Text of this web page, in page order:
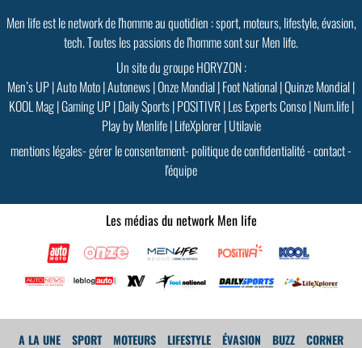
Men life est le network de l'homme au quotidien : sport, moteurs, lifestyle, évasion,
tech. Toutes les passions de l'homme sont sur Men life.
Un site du groupe HORYZON :
Men’s UP|Auto Moto|Autonews|Onze Mondial|Foot National|Quinze Mondial|
KOOL Mag|Gaming UP|Daily Sports|POSITIVR|Les Experts Conso|Num.life|
Play by Menlife|LifeXplorer|Utilavie
mentions légales-gérer le consentement-politique de confidentialité-contact-
l'équipe
Les médias du network Men life
A LA UNE SPORT MOTEURS LIFESTYLE ÉVASION BUZZ CORNER